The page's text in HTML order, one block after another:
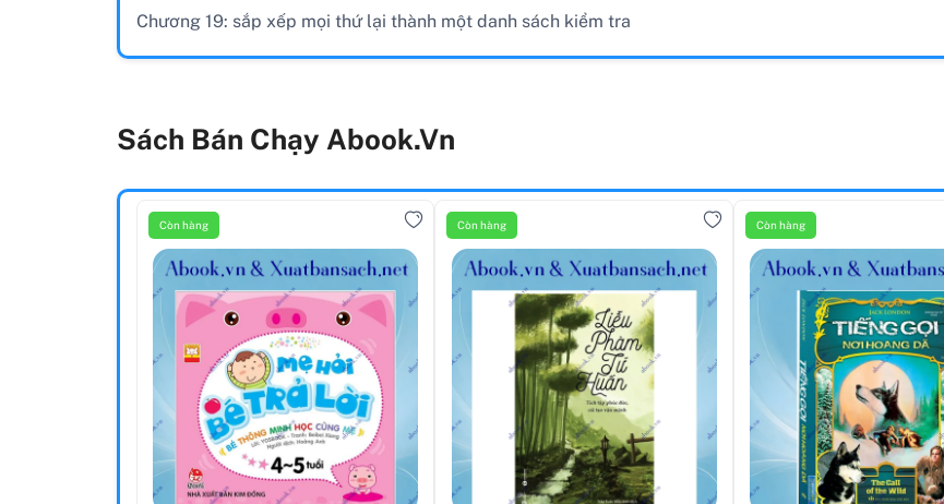
Chương 19: sắp xếp mọi thứ lại thành một danh sách kiểm tra
Sách Bán Chạy Abook.vn
Còn hàng Còn hàng Còn hàng